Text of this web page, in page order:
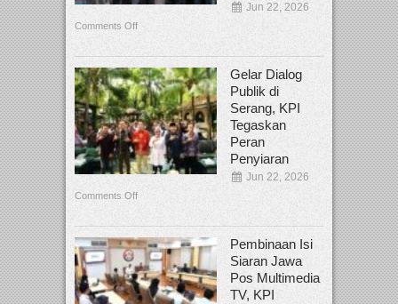
Jun 22, 2026
Comments Off
Gelar Dialog
Publik di
Serang, KPI
Tegaskan
Peran
Penyiaran
Jun 22, 2026
Comments Off
Pembinaan Isi
Siaran Jawa
Pos Multimedia
TV, KPI